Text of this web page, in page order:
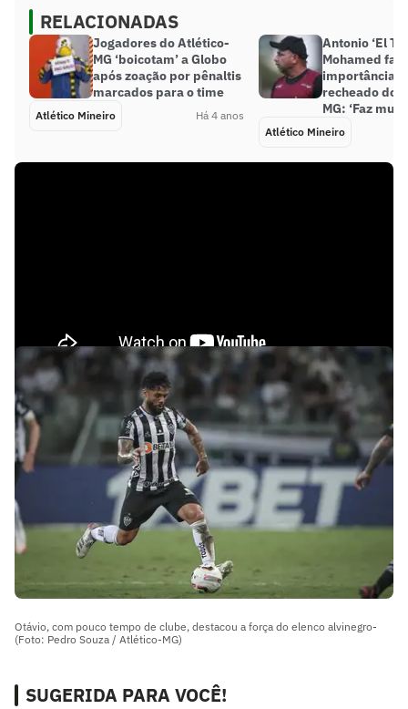
RELACIONADAS
Jogadores do Atlético-
MG ‘boicotam’ a Globo
após zoação por pênaltis
marcados para o time
Atlético Mineiro Há 4 anos
Antonio ‘El
Mohamed
importância
recheado do
MG: ‘Faz
Atlético Mineiro
Otávio, com pouco tempo de clube, destacou a força do elenco alvinegro-
(Foto: Pedro Souza / Atlético-MG)
SUGERIDA PARA VOCÊ!